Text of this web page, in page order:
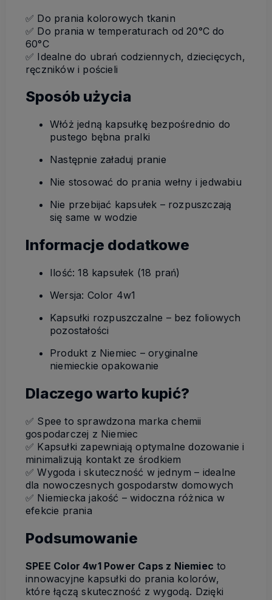
✅ Do prania kolorowych tkanin
✅ Do prania w temperaturach od 20°C do
60°C
✅ Idealne do ubrań codziennych, dziecięcych,
ręczników i pościeli
Sposób użycia
Włóż jedną kapsułkę bezpośrednio do
pustego bębna pralki
Następnie załaduj pranie
Nie stosować do prania wełny i jedwabiu
Nie przebijać kapsułek – rozpuszczają
się same w wodzie
Informacje dodatkowe
Ilość: 18 kapsułek (18 prań)
Wersja: Color 4w1
Kapsułki rozpuszczalne – bez foliowych
pozostałości
Produkt z Niemiec – oryginalne
niemieckie opakowanie
Dlaczego warto kupić?
✅ Spee to sprawdzona marka chemii
gospodarczej z Niemiec
✅ Kapsułki zapewniają optymalne dozowanie i
minimalizują kontakt ze środkiem
✅ Wygoda i skuteczność w jednym – idealne
dla nowoczesnych gospodarstw domowych
✅ Niemiecka jakość – widoczna różnica w
efekcie prania
Podsumowanie
SPEE Color 4w1 Power Caps z Niemiec to
innowacyjne kapsułki do prania kolorów,
które łączą skuteczność z wygodą. Dzięki